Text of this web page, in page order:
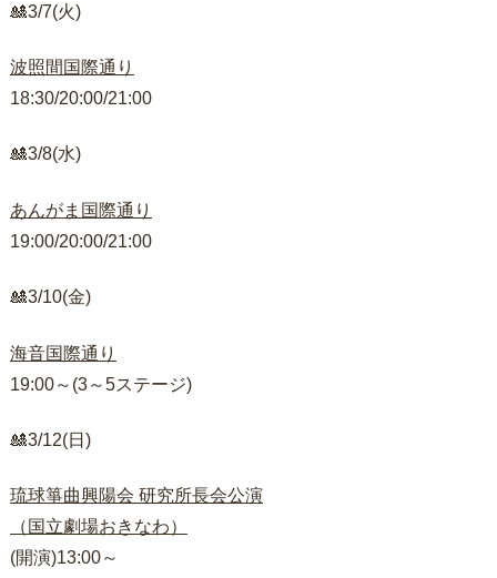
🎎3/7(火)
波照間国際通り
18:30/20:00/21:00
🎎3/8(水)
あんがま国際通り
19:00/20:00/21:00
🎎3/10(金)
海音国際通り
19:00～(3～5ステージ)
🎎3/12(日)
琉球箏曲興陽会 研究所長会公演
（国立劇場おきなわ）
(開演)13:00～